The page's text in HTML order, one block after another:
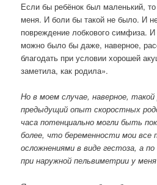
Если бы ребёнок был маленький,
меня. И боли бы такой не было. И
повреждение лобкового симфиза.
можно было бы даже, наверное,
благодать при условии хорошей
заметила, как родила».
Но в моем случае, наверное,
предыдущий опыт скоростных
часа потенциально могли быть
более, что беременности мои все
осложнениями в виде гестоза, а
при наружной пельвиметрии у